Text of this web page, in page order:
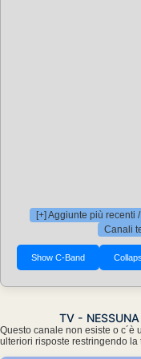
[+] Aggiunte più recenti
Canali
TV - NESSUNA
Questo canale non esiste o c´è
ulteriori risposte restringendo